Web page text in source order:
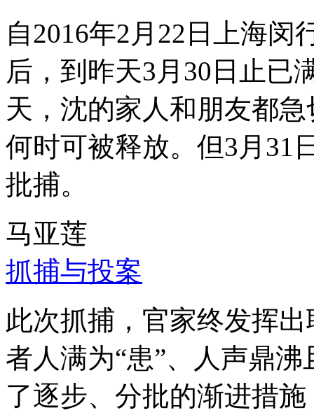
自2016年2月22日上海
后，到昨天3月30日止已
天，沈的家人和朋友都
何时可被释放。但3月31
批捕。
马亚莲
抓捕与投案
此次抓捕，官家终发挥
者人满为“患”、人声鼎
了逐步、分批的渐进措